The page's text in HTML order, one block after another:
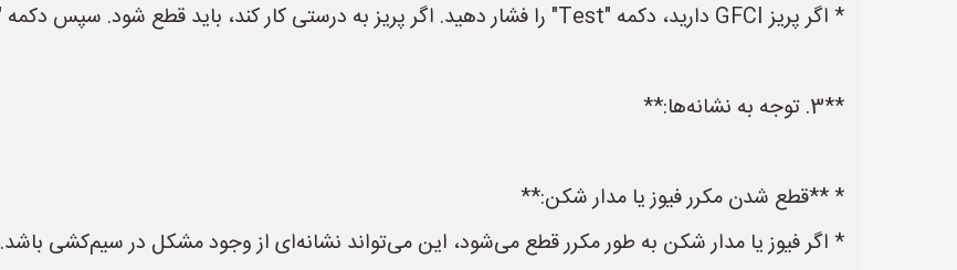
* اگر پریز GFCI دارید، دکمه "Test" را فشار دهید. اگر پریز به درستی کار کند، باید قطع شود. سپس دکمه "Reset" را فشار دهید تا دوباره وصل شود.
**3. توجه به نشانه‌ها:**
* **قطع شدن مکرر فیوز یا مدار شکن:**
* اگر فیوز یا مدار شکن به طور مکرر قطع می‌شود، این می‌تواند نشانه‌ای از وجود مشکل در سیم‌کشی باشد.